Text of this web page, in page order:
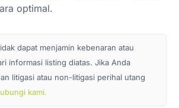
optimal.
dapat menjamin kebenaran atau
informasi listing diatas. Jika Anda
litigasi atau non-litigasi perihal utang
kami.